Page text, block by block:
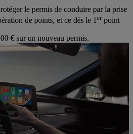
le permis de conduire par la prise
de points, et ce dès le 1 erpoint
€ sur un nouveau permis.